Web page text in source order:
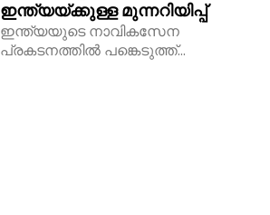
ഇന്ത്യയ്ക്കുള്ള മുന്നറിയിപ്പ്
ഇന്ത്യയുടെ നാവികസേന
പ്രകടനത്തിൽ പങ്കെടുത്ത്...